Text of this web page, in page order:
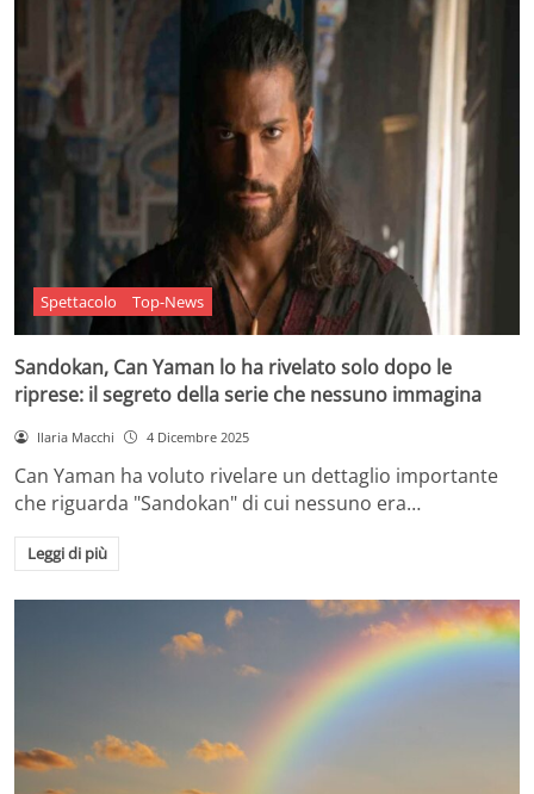
Spettacolo Top-News
Sandokan, Can Yaman lo ha rivelato solo dopo le
riprese: il segreto della serie che nessuno immagina
Ilaria Macchi 4 Dicembre 2025
Can Yaman ha voluto rivelare un dettaglio importante
che riguarda "Sandokan" di cui nessuno era…
Leggi di più